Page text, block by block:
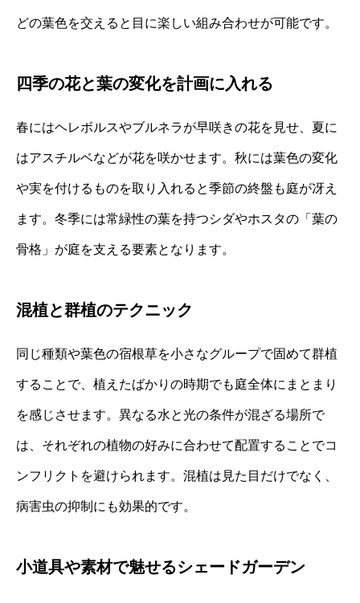
どの葉色を交えると目に楽しい組み合わせが可能です。
四季の花と葉の変化を計画に入れる
春にはヘレボルスやブルネラが早咲きの花を見せ、夏に
はアスチルベなどが花を咲かせます。秋には葉色の変化
や実を付けるものを取り入れると季節の終盤も庭が冴え
ます。冬季には常緑性の葉を持つシダやホスタの「葉の
骨格」が庭を支える要素となります。
混植と群植のテクニック
同じ種類や葉色の宿根草を小さなグループで固めて群植
することで、植えたばかりの時期でも庭全体にまとまり
を感じさせます。異なる水と光の条件が混ざる場所で
は、それぞれの植物の好みに合わせて配置することでコ
ンフリクトを避けられます。混植は見た目だけでなく、
病害虫の抑制にも効果的です。
小道具や素材で魅せるシェードガーデン